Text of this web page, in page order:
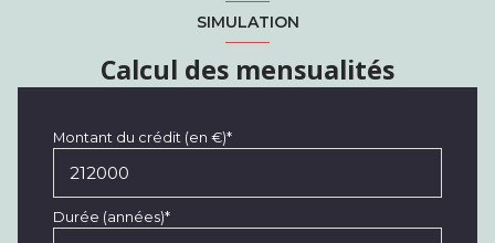
SIMULATION
Calcul des mensualités
Montant du crédit (en €)*
Durée (années)*